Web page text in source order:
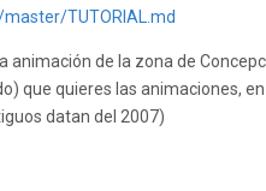
TUTORIAL.md
animación de la zona de
que quieres las animaciones,
datan del 2007)